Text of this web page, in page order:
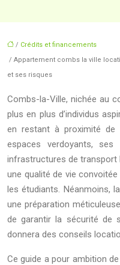
/ Crédits et financements
/ Appartement combs la ville
et ses risques
Combs-la-Ville, nichée au
plus en plus d’individus
en restant à proximité de
espaces verdoyants,
infrastructures de transport
une qualité de vie
les étudiants. Néanmoins,
une préparation
de garantir la sécurité de
donnera des conseils
Ce guide a pour ambition